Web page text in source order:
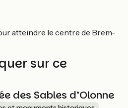
atteindre le centre de Brem-
sur ce
des Sables d’Olonne